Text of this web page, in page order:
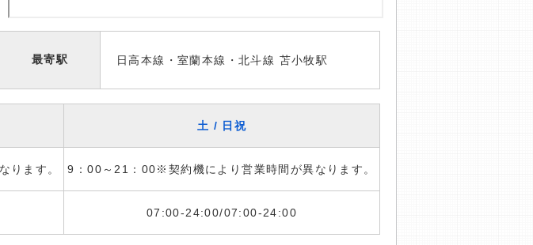
最寄駅 日高本線・室蘭本線・北斗線 苫小牧駅
土 / 日祝
ります。 9：00～21：00※契約機により営業時間が異なります。
07:00-24:00/07:00-24:00